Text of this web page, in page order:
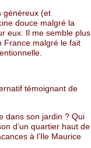
généreux (et
douce malgré la
eux. Il me semble plus
France malgré le fait
témoignant de
dans son jardin ? Qui
d’un quartier haut de
à l’Ile Maurice